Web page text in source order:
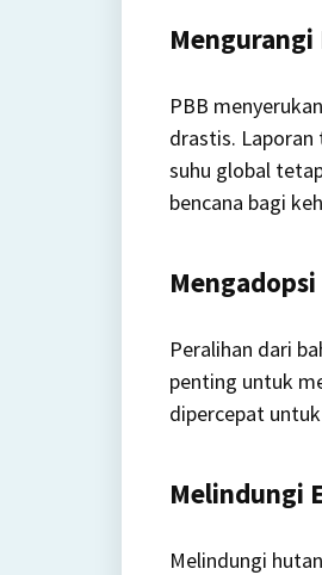
Mengurangi
PBB
drastis. Laporan
suhu global
bencana bagi
Peralihan dari
penting untuk
dipercepat
Melindungi
Melindungi